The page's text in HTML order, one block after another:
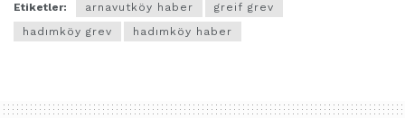
Etiketler: arnavutköy haber
greif grev
hadımköy grev
hadımköy haber